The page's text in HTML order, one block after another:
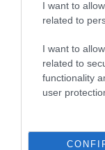
I want to
related to
I want to
related to
functionality
user
Új korszak
Kapitány
egy friss
A
HAMU ÉS